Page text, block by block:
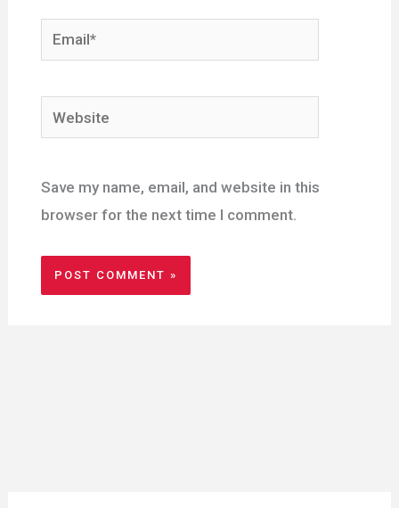
Email*
Website
Save my name, email, and website in this
browser for the next time I comment.